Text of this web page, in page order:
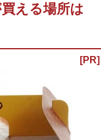
える場所は